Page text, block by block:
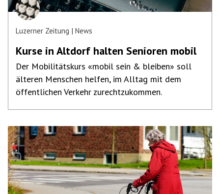
Luzerner Zeitung News
Kurse in Altdorf halten Senioren mobil
Der Mobilitätskurs «mobil sein & bleiben» soll
älteren Menschen helfen, im Alltag mit dem
öffentlichen Verkehr zurechtzukommen.